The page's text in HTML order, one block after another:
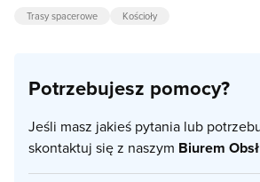
Trasy spacerowe Kościoły
Potrzebujesz pomocy?
Jeśli masz jakieś pytania lub
skontaktuj się z naszym Biurem